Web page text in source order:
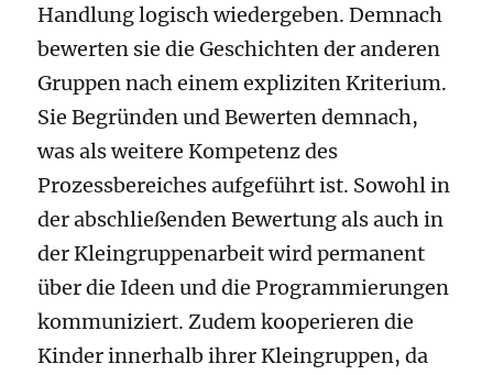
Handlung logisch wiedergeben. Demnach
bewerten sie die Geschichten der anderen
Gruppen nach einem expliziten Kriterium.
Sie Begründen und Bewerten demnach,
was als weitere Kompetenz des
Prozessbereiches aufgeführt ist. Sowohl in
der abschließenden Bewertung als auch in
der Kleingruppenarbeit wird permanent
über die Ideen und die Programmierungen
kommuniziert. Zudem kooperieren die
Kinder innerhalb ihrer Kleingruppen, da